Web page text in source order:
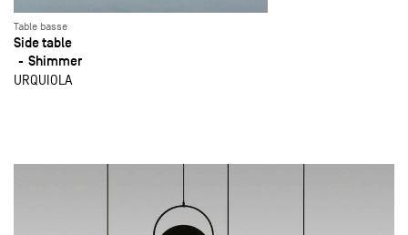
Table basse
Side table
Shimmer
URQUIOLA